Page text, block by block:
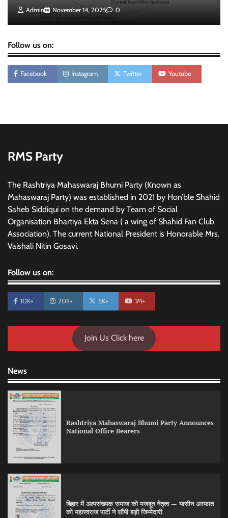
Admin November 14, 2025 0
Follow us on:
Facebook Instagram Twitter Youtube
RMS Party
The Rashtriya Mahaswaraj Bhumi Party (Known as
Mahaswaraj Party) was established in 2021 by Hon’ble Shahid
Saheb Siddiqui on the demand by Team of Social
Organisation Bhartiya Ekta Sena ( a wing of Shahid Fan Club
Association). The current National President is Honorable Mrs.
Vaishali Nitin Gosavi.
Follow us on:
10K+ 20K+ 5K+ 1M+
Join Us Click here
News
Rashtriya Mahaswaraj Bhumi Party Announces
National Office Bearers
बिहार में अल्पसंख्यक समाज को मजबूत नेतृत्व — यासीन अरफात
को महास्वराज पार्टी ने सौंपी बड़ी जिम्मेदारी